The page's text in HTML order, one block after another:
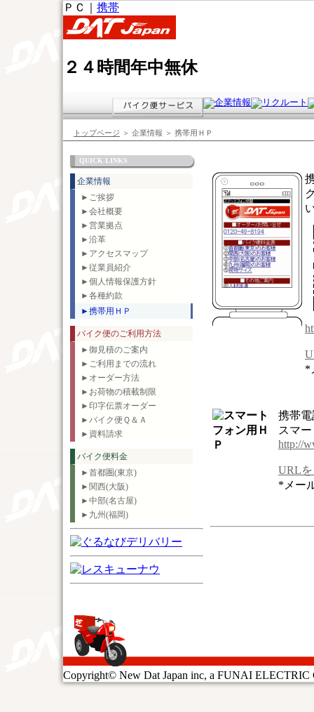
ＰＣ｜ 携帯
２４時間年中無休
トップページ ＞ 企業情報 ＞ 携帯用ＨＰ
*
携帯
スマ
http://
URL
*メー
QUICK LINKS
企業情報
►ご挨拶
►会社概要
►営業拠点
►沿革
►アクセスマップ
►従業員紹介
►個人情報保護方針
►各種約款
►携帯用ＨＰ
バイク便のご利用方法
►御見積のご案内
►ご利用までの流れ
►オーダー方法
►お荷物の積載制限
►印字伝票オーダー
►バイク便Ｑ＆Ａ
►資料請求
バイク便料金
►首都圏(東京)
►関西(大阪)
►中部(名古屋)
►九州(福岡)
Copyright© New Dat Japan inc, a FUNAI ELECTRIC